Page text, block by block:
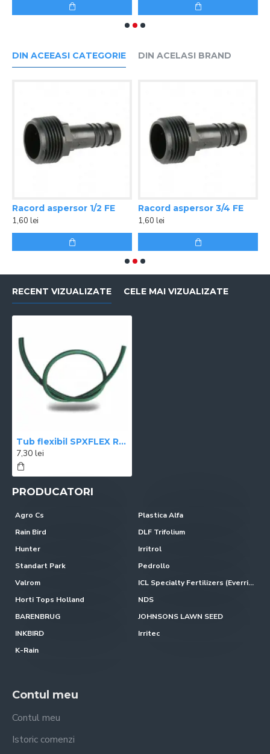
DIN ACEEASI CATEGORIE DIN ACELASI BRAND
Racord aspersor 1/2 FE
1,60 lei
Racord aspersor 3/4 FE
1,60 lei
RECENT VIZUALIZATE CELE MAI VIZUALIZATE
Tub flexibil SPXFLEX Rain Bird
7,30 lei
PRODUCATORI
Agro Cs
Plastica Alfa
Rain Bird
DLF Trifolium
Hunter
Irritrol
Standart Park
Pedrollo
Valrom
ICL Specialty Fertilizers (Everris-Scotts)
Horti Tops Holland
NDS
BARENBRUG
JOHNSONS LAWN SEED
INKBIRD
Irritec
K-Rain
Contul meu
Contul meu
Istoric comenzi